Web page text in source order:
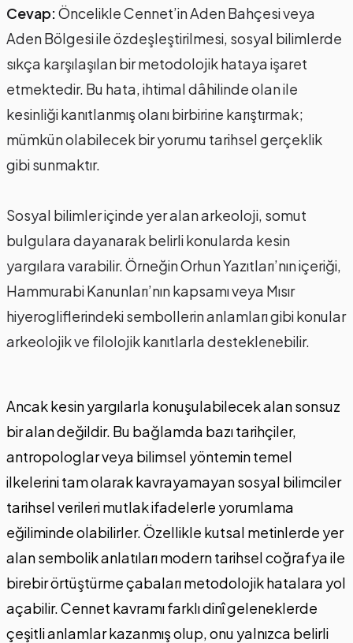
Cevap:Öncelikle Cennet’in Aden Bahçesi veya
Aden Bölgesi ile özdeşleştirilmesi, sosyal bilimlerde
sıkça karşılaşılan bir metodolojik hataya işaret
etmektedir. Bu hata, ihtimal dâhilinde olan ile
kesinliği kanıtlanmış olanı birbirine karıştırmak;
mümkün olabilecek bir yorumu tarihsel gerçeklik
gibi sunmaktır.
Sosyal bilimler içinde yer alan arkeoloji, somut
bulgulara dayanarak belirli konularda kesin
yargılara varabilir. Örneğin Orhun Yazıtları’nın içeriği,
Hammurabi Kanunları’nın kapsamı veya Mısır
hiyerogliflerindeki sembollerin anlamları gibi konular
arkeolojik ve filolojik kanıtlarla desteklenebilir.
Ancak kesin yargılarla konuşulabilecek alan sonsuz
bir alan değildir. Bu bağlamda bazı tarihçiler,
antropologlar veya bilimsel yöntemin temel
ilkelerini tam olarak kavrayamayan sosyal bilimciler
tarihsel verileri mutlak ifadelerle yorumlama
eğiliminde olabilirler. Özellikle kutsal metinlerde yer
alan sembolik anlatıları modern tarihsel coğrafya ile
birebir örtüştürme çabaları metodolojik hatalara yol
açabilir. Cennet kavramı farklı dinî geleneklerde
çeşitli anlamlar kazanmış olup, onu yalnızca belirli